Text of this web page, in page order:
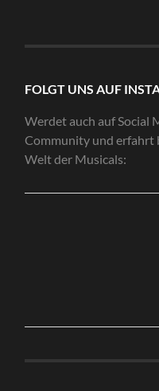
FOLGT UNS AUF
Werdet auch auf Social
Community und erfahrt
Welt der Musicals: